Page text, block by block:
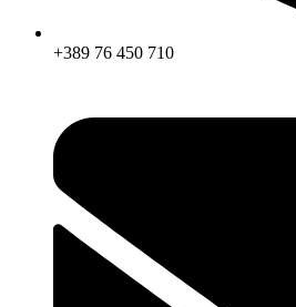
+389 76 450 710